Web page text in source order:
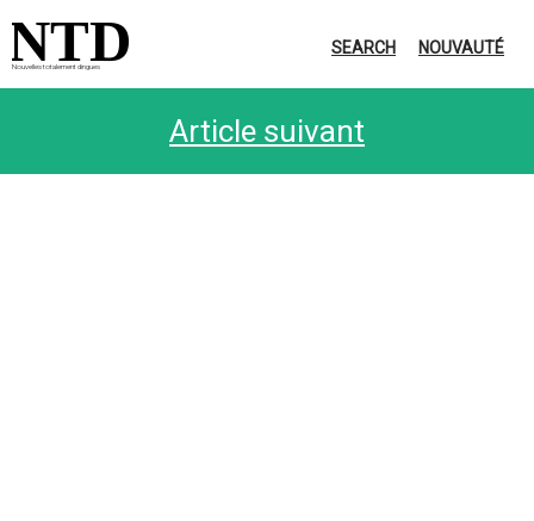
Nouvelles totalement dingues
NTD SEARCH NOUVAUTÉ
Article suivant